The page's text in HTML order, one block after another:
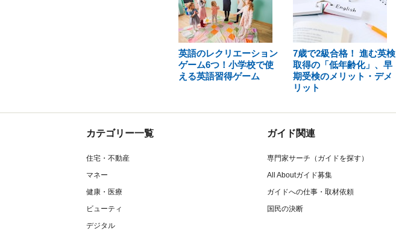
英語のレクリエーション
ゲーム6つ！小学校で使
える英語習得ゲーム
7歳で2級合格！ 進む英検
取得の「低年齢化」、早
期受検のメリット・デメ
リット
カテゴリー一覧
住宅・不動産
マネー
健康・医療
ビューティ
デジタル
ガイド関連
専門家サーチ（ガイドを探す）
All Aboutガイド募集
ガイドへの仕事・取材依頼
国民の決断